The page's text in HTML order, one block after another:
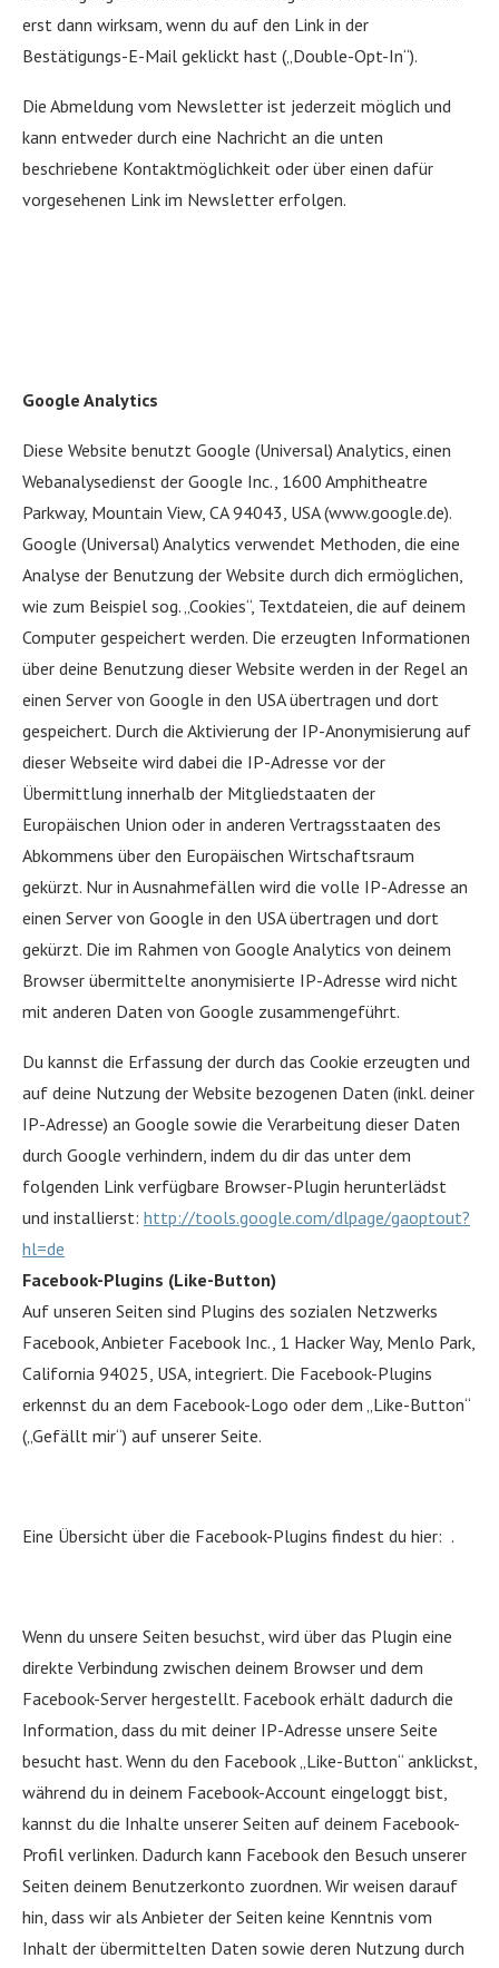
erst dann wirksam, wenn du auf den Link in der
Bestätigungs-E-Mail geklickt hast („Double-Opt-In“).
Die Abmeldung vom Newsletter ist jederzeit möglich und
kann entweder durch eine Nachricht an die unten
beschriebene Kontaktmöglichkeit oder über einen dafür
vorgesehenen Link im Newsletter erfolgen.
Google Analytics
Diese Website benutzt Google (Universal) Analytics, einen
Webanalysedienst der Google Inc., 1600 Amphitheatre
Parkway, Mountain View, CA 94043, USA (www.google.de).
Google (Universal) Analytics verwendet Methoden, die eine
Analyse der Benutzung der Website durch dich ermöglichen,
wie zum Beispiel sog. „Cookies“, Textdateien, die auf deinem
Computer gespeichert werden. Die erzeugten Informationen
über deine Benutzung dieser Website werden in der Regel an
einen Server von Google in den USA übertragen und dort
gespeichert. Durch die Aktivierung der IP-Anonymisierung auf
dieser Webseite wird dabei die IP-Adresse vor der
Übermittlung innerhalb der Mitgliedstaaten der
Europäischen Union oder in anderen Vertragsstaaten des
Abkommens über den Europäischen Wirtschaftsraum
gekürzt. Nur in Ausnahmefällen wird die volle IP-Adresse an
einen Server von Google in den USA übertragen und dort
gekürzt. Die im Rahmen von Google Analytics von deinem
Browser übermittelte anonymisierte IP-Adresse wird nicht
mit anderen Daten von Google zusammengeführt.
Du kannst die Erfassung der durch das Cookie erzeugten und
auf deine Nutzung der Website bezogenen Daten (inkl. deiner
IP-Adresse) an Google sowie die Verarbeitung dieser Daten
durch Google verhindern, indem du dir das unter dem
folgenden Link verfügbare Browser-Plugin herunterlädst
und installierst: http://tools.google.com/dlpage/gaoptout?
hl=de
Facebook-Plugins (Like-Button)
Auf unseren Seiten sind Plugins des sozialen Netzwerks
Facebook, Anbieter Facebook Inc., 1 Hacker Way, Menlo Park,
California 94025, USA, integriert. Die Facebook-Plugins
erkennst du an dem Facebook-Logo oder dem „Like-Button“
(„Gefällt mir“) auf unserer Seite.
Eine Übersicht über die Facebook-Plugins findest du hier: .
Wenn du unsere Seiten besuchst, wird über das Plugin eine
direkte Verbindung zwischen deinem Browser und dem
Facebook-Server hergestellt. Facebook erhält dadurch die
Information, dass du mit deiner IP-Adresse unsere Seite
besucht hast. Wenn du den Facebook „Like-Button“ anklickst,
während du in deinem Facebook-Account eingeloggt bist,
kannst du die Inhalte unserer Seiten auf deinem Facebook-
Profil verlinken. Dadurch kann Facebook den Besuch unserer
Seiten deinem Benutzerkonto zuordnen. Wir weisen darauf
hin, dass wir als Anbieter der Seiten keine Kenntnis vom
Inhalt der übermittelten Daten sowie deren Nutzung durch